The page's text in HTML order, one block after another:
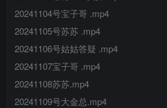
20241104号宝子哥 .mp4
20241105号苏苏 .mp4
20241106号姑姑答疑 .mp4
20241107宝子哥 .mp4
20241108苏苏.mp4
20241109号大金总.mp4